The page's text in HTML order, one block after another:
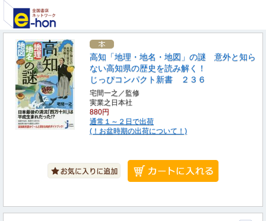
高知「地理・地名・地図」の謎 意外と知ら
ない高知県の歴史を読み解く！
じっぴコンパクト新書 ２３６
宅間一之／監修
実業之日本社
880円
通常１～２日で出荷
(！お盆時期の出荷について！)